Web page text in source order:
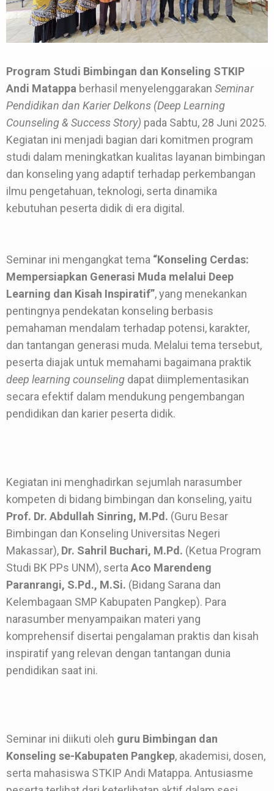
Program Studi Bimbingan dan Konseling STKIP
Andi Matappa berhasil menyelenggarakan Seminar
Pendidikan dan Karier Delkons (Deep Learning
Counseling & Success Story) pada Sabtu, 28 Juni 2025.
Kegiatan ini menjadi bagian dari komitmen program
studi dalam meningkatkan kualitas layanan bimbingan
dan konseling yang adaptif terhadap perkembangan
ilmu pengetahuan, teknologi, serta dinamika
kebutuhan peserta didik di era digital.
Seminar ini mengangkat tema “Konseling Cerdas:
Mempersiapkan Generasi Muda melalui Deep
Learning dan Kisah Inspiratif”, yang menekankan
pentingnya pendekatan konseling berbasis
pemahaman mendalam terhadap potensi, karakter,
dan tantangan generasi muda. Melalui tema tersebut,
peserta diajak untuk memahami bagaimana praktik
deep learning counseling dapat diimplementasikan
secara efektif dalam mendukung pengembangan
pendidikan dan karier peserta didik.
Kegiatan ini menghadirkan sejumlah narasumber
kompeten di bidang bimbingan dan konseling, yaitu
Prof. Dr. Abdullah Sinring, M.Pd. (Guru Besar
Bimbingan dan Konseling Universitas Negeri
Makassar), Dr. Sahril Buchari, M.Pd. (Ketua Program
Studi BK PPs UNM), sertaAco Marendeng
Paranrangi, S.Pd., M.Si. (Bidang Sarana dan
Kelembagaan SMP Kabupaten Pangkep). Para
narasumber menyampaikan materi yang
komprehensif disertai pengalaman praktis dan kisah
inspiratif yang relevan dengan tantangan dunia
pendidikan saat ini.
Seminar ini diikuti oleh guru Bimbingan dan
Konseling se-Kabupaten Pangkep, akademisi, dosen,
serta mahasiswa STKIP Andi Matappa. Antusiasme